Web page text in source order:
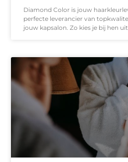
Diamond Color is jouw
perfecte leverancier van
jouw kapsalon. Zo kies je bij hen uit